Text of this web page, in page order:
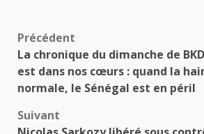
Navigation
d’article
Précédent
La chronique du dimanche de
est dans nos cœurs : quand la
normale, le Sénégal est en péril
Suivant